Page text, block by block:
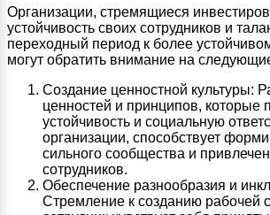
Организации, стремящиеся
устойчивость своих сотрудников и
переходный период к более
могут обратить внимание на
Создание ценностной культуры:
ценностей и принципов, которые
устойчивость и социальную
организации, способствует
сильного сообщества и
сотрудников.
Обеспечение разнообразия и
Стремление к созданию рабочей